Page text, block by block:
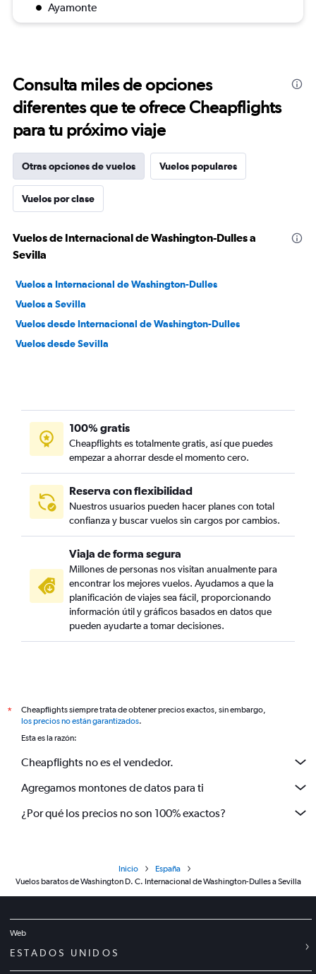
Ayamonte
Consulta miles de opciones
diferentes que te ofrece Cheapflights
para tu próximo viaje
Otras opciones de vuelos Vuelos populares
Vuelos por clase
Vuelos de Internacional de Washington-Dulles a
Sevilla
Vuelos a Internacional de Washington-Dulles
Vuelos a Sevilla
Vuelos desde Internacional de Washington-Dulles
Vuelos desde Sevilla
100% gratis
Cheapflights es totalmente gratis, así que puedes
empezar a ahorrar desde el momento cero.
Reserva con flexibilidad
Nuestros usuarios pueden hacer planes con total
confianza y buscar vuelos sin cargos por cambios.
Viaja de forma segura
Millones de personas nos visitan anualmente para
encontrar los mejores vuelos. Ayudamos a que la
planificación de viajes sea fácil, proporcionando
información útil y gráficos basados en datos que
pueden ayudarte a tomar decisiones.
*
Cheapflights siempre trata de obtener precios exactos, sin embargo,
los precios no están garantizados.
Esta es la razón:
Cheapflights no es el vendedor.
Agregamos montones de datos para ti
¿Por qué los precios no son 100% exactos?
Inicio
España
Vuelos baratos de Washington D. C. Internacional de Washington-Dulles a Sevilla
Web
ESTADOS UNIDOS